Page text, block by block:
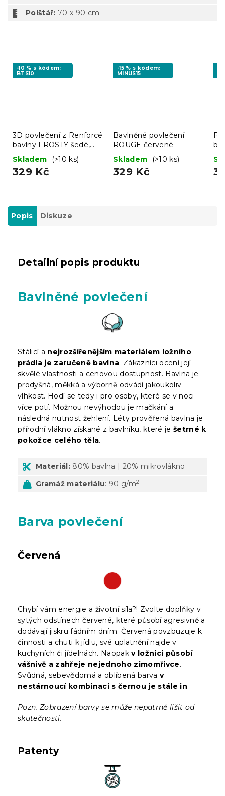
Polštář: 70 x 90 cm
-10 % s kódem:
BTS10
3D povlečení z Renforcé
bavlny FROSTY šedé,
100% bavlna
Skladem (>10 ks)
329 Kč
-15 % s kódem:
MINUS15
Bavlněné povlečení
ROUGE červené
Skladem
(>10 ks)
329 Kč
Popis Diskuze
Detailní popis produktu
Bavlněné povlečení
Stálicí a nejrozšířenějším materiálem ložního
prádla je zaručeně bavlna. Zákazníci ocení její
skvělé vlastnosti a cenovou dostupnost. Bavlna je
prodyšná, měkká a výborně odvádí jakoukoliv
vlhkost. Hodí se tedy i pro osoby, které se v noci
více potí. Možnou nevýhodou je mačkání a
následná nutnost žehlení. Léty prověřená bavlna je
přírodní vlákno získané z bavlníku, které je šetrné k
pokožce celého těla.
Materiál: 80% bavlna | 20% mikrovlákno
Gramáž materiálu: 90 g/m2
Barva povlečení
Červená
Chybí vám energie a životní síla?! Zvolte doplňky v
sytých odstínech červené, které působí agresivně a
dodávají jiskru fádním dním. Červená povzbuzuje k
činnosti a chuti k jídlu, své uplatnění najde v
kuchyních či jídelnách. Naopakv ložnici působí
vášnivě a zahřeje nejednoho zimomřivce.
Svůdná, sebevědomá a oblíbená barva v
nestárnoucí kombinaci s černou je stále in.
Pozn. Zobrazení barvy se může nepatrně lišit od
skutečnosti.
Patenty